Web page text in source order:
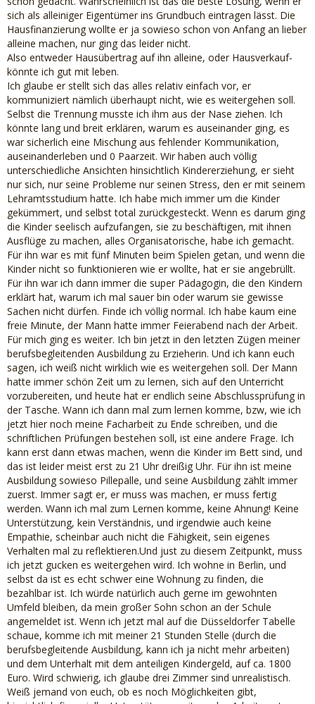
sich als alleiniger Eigentümer ins Grundbuch eintragen lässt. Die
Hausfinanzierung wollte er ja sowieso schon von Anfang an lieber
alleine machen, nur ging das leider nicht.
Also entweder Hausübertrag auf ihn alleine, oder Hausverkauf-
könnte ich gut mit leben.
Ich glaube er stellt sich das alles relativ einfach vor, er
kommuniziert nämlich überhaupt nicht, wie es weitergehen soll.
Selbst die Trennung musste ich ihm aus der Nase ziehen. Ich
könnte lang und breit erklären, warum es auseinander ging, es
war sicherlich eine Mischung aus fehlender Kommunikation,
auseinanderleben und 0 Paarzeit. Wir haben auch völlig
unterschiedliche Ansichten hinsichtlich Kindererziehung, er sieht
nur sich, nur seine Probleme nur seinen Stress, den er mit seinem
Lehramtsstudium hatte. Ich habe mich immer um die Kinder
gekümmert, und selbst total zurückgesteckt. Wenn es darum ging
die Kinder seelisch aufzufangen, sie zu beschäftigen, mit ihnen
Ausflüge zu machen, alles Organisatorische, habe ich gemacht.
Für ihn war es mit fünf Minuten beim Spielen getan, und wenn die
Kinder nicht so funktionieren wie er wollte, hat er sie angebrüllt.
Für ihn war ich dann immer die super Pädagogin, die den Kindern
erklärt hat, warum ich mal sauer bin oder warum sie gewisse
Sachen nicht dürfen. Finde ich völlig normal. Ich habe kaum eine
freie Minute, der Mann hatte immer Feierabend nach der Arbeit.
Für mich ging es weiter. Ich bin jetzt in den letzten Zügen meiner
berufsbegleitenden Ausbildung zu Erzieherin. Und ich kann euch
sagen, ich weiß nicht wirklich wie es weitergehen soll. Der Mann
hatte immer schön Zeit um zu lernen, sich auf den Unterricht
vorzubereiten, und heute hat er endlich seine Abschlussprüfung in
der Tasche. Wann ich dann mal zum lernen komme, bzw, wie ich
jetzt hier noch meine Facharbeit zu Ende schreiben, und die
schriftlichen Prüfungen bestehen soll, ist eine andere Frage. Ich
kann erst dann etwas machen, wenn die Kinder im Bett sind, und
das ist leider meist erst zu 21 Uhr dreißig Uhr. Für ihn ist meine
Ausbildung sowieso Pillepalle, und seine Ausbildung zählt immer
zuerst. Immer sagt er, er muss was machen, er muss fertig
werden. Wann ich mal zum Lernen komme, keine Ahnung! Keine
Unterstützung, kein Verständnis, und irgendwie auch keine
Empathie, scheinbar auch nicht die Fähigkeit, sein eigenes
Verhalten mal zu reflektieren.Und just zu diesem Zeitpunkt, muss
ich jetzt gucken es weitergehen wird. Ich wohne in Berlin, und
selbst da ist es echt schwer eine Wohnung zu finden, die
bezahlbar ist. Ich würde natürlich auch gerne im gewohnten
Umfeld bleiben, da mein großer Sohn schon an der Schule
angemeldet ist. Wenn ich jetzt mal auf die Düsseldorfer Tabelle
schaue, komme ich mit meiner 21 Stunden Stelle (durch die
berufsbegleitende Ausbildung, kann ich ja nicht mehr arbeiten)
und dem Unterhalt mit dem anteiligen Kindergeld, auf ca. 1800
Euro. Wird schwierig, ich glaube drei Zimmer sind unrealistisch.
Weiß jemand von euch, ob es noch Möglichkeiten gibt,